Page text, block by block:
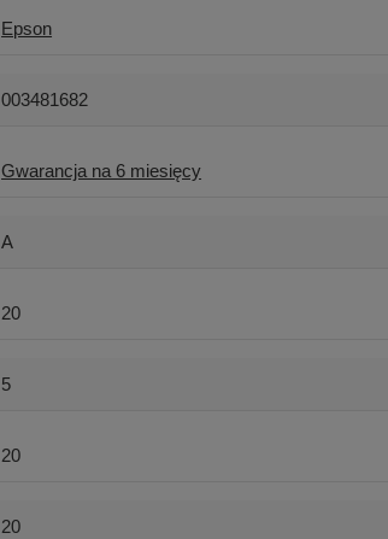
Epson
003481682
Gwarancja na 6 miesięcy
A
20
5
20
20